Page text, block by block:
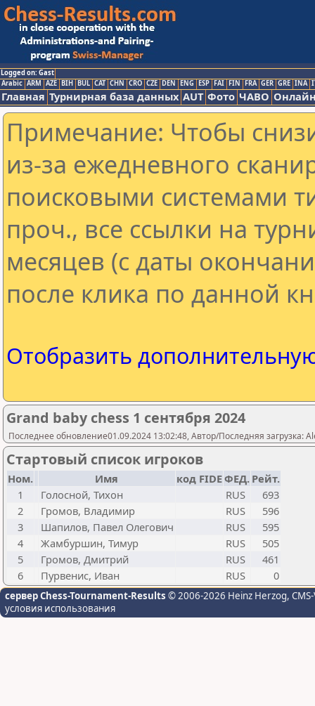
Logged on: Gast
Arabic ARM AZE BIH BUL CAT CHN CRO CZE DEN ENG ESP FAI FIN FRA GER GRE INA
Главная Турнирная база данных AUT Фото ЧАВО
Примечание: Чтобы
из-за ежедневного
поисковыми системами
проч., все ссылки на
месяцев (с даты
после клика по данной
Отобразить
Grand baby chess 1 сентября 2024
Последнее обновление01.09.2024 13:02:48, Автор/Последняя загрузка:
Стартовый список игроков
Ном. Имя код FIDEФЕД. Рейт.
1
Голосной, Тихон RUS
693
2
Громов, Владимир RUS
596
3
Шапилов, Павел Олегович RUS
595
4
Жамбуршин, Тимур RUS
505
5
Громов, Дмитрий RUS
461
6
Пурвенис, Иван RUS 0
сервер Chess-Tournament-Results © 2006-2026 Heinz Herzog,
условия использования